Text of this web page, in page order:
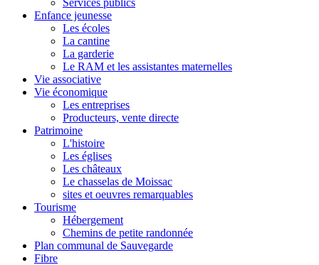
Services publics
Enfance jeunesse
Les écoles
La cantine
La garderie
Le RAM et les assistantes maternelles
Vie associative
Vie économique
Les entreprises
Producteurs, vente directe
Patrimoine
L'histoire
Les églises
Les châteaux
Le chasselas de Moissac
sites et oeuvres remarquables
Tourisme
Hébergement
Chemins de petite randonnée
Plan communal de Sauvegarde
Fibre